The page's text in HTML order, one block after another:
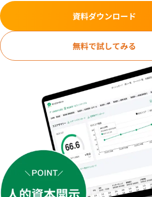
資料ダウンロード
無料で試してみる